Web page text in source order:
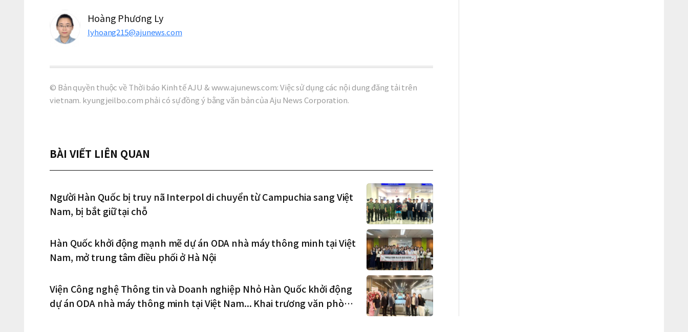
Hoàng Phương Ly
lyhoang215@ajunews.com
© Bản quyền thuộc về Thời báo Kinh tế AJU & www.ajunews.com: Việc sử dụng các nội dung đăng tải trên
vietnam. kyungjeilbo.com phải có sự đồng ý bằng văn bản của Aju News Corporation.
BÀI VIẾT LIÊN QUAN
Người Hàn Quốc bị truy nã Interpol di chuyển từ Campuchia sang Việt
Nam, bị bắt giữ tại chỗ
Hàn Quốc khởi động mạnh mẽ dự án ODA nhà máy thông minh tại Việt
Nam, mở trung tâm điều phối ở Hà Nội
Viện Công nghệ Thông tin và Doanh nghiệp Nhỏ Hàn Quốc khởi động
dự án ODA nhà máy thông minh tại Việt Nam... Khai trương văn phòng